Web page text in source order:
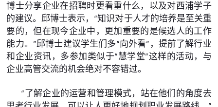
博士分享企业在招聘时更看重什么，以及对西浦学子
的建议。邱博士表示，“知识对于人才的培养是至关重
要的，但在现今企业中，更加重要的是候选人的工作
能力。”邱博士建议学生们多“向外看”，提前了解行业
和企业资讯，多参加类似于“慧学堂”这样的活动，与
企业高管交流的机会绝对不容错过。
“了解企业的运营和管理模式，站在他们的角度去